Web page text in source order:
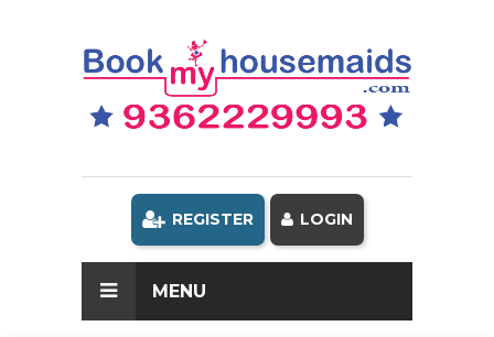
REGISTER LOGIN
MENU